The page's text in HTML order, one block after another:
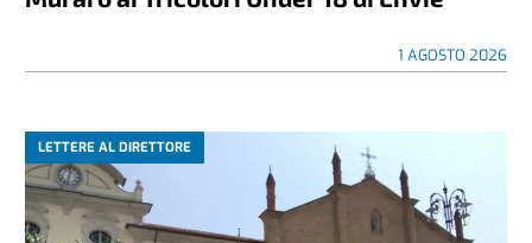
1 AGOSTO 2026
LETTERE AL DIRETTORE